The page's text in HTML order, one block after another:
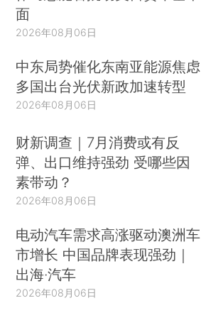
面
2026年08月06日
中东局势催化东南亚能源焦虑
多国出台光伏新政加速转型
2026年08月06日
财新调查｜7月消费或有反
弹、出口维持强劲 受哪些因
素带动？
2026年08月06日
电动汽车需求高涨驱动澳洲车
市增长 中国品牌表现强劲｜
出海·汽车
2026年08月06日